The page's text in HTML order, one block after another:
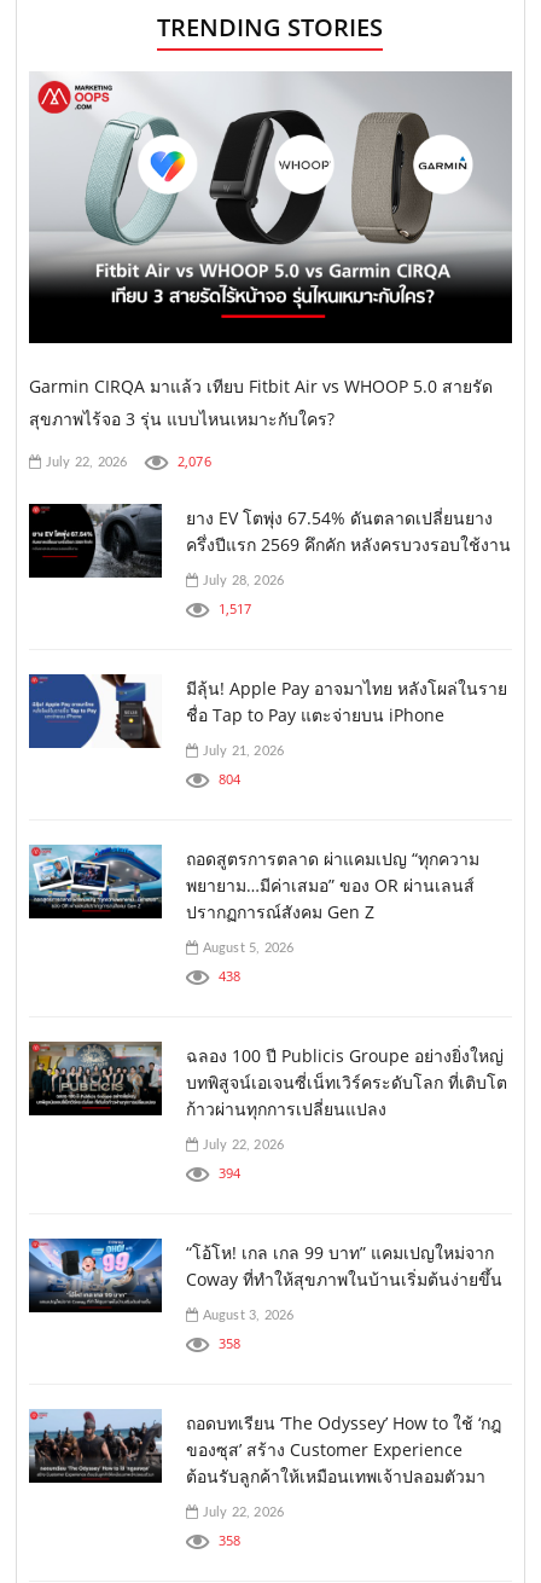
TRENDING STORIES
Garmin CIRQA มาแล้ว เทียบ Fitbit Air vs WHOOP 5.0 สายรัด
สุขภาพไร้จอ 3 รุ่น แบบไหนเหมาะกับใคร?
July 22, 2026 2,076
ยาง EV โตพุ่ง 67.54% ดันตลาดเปลี่ยนยาง
ครึ่งปีแรก 2569 คึกคัก หลังครบวงรอบใช้งาน
July 28, 2026
1,517
มีลุ้น! Apple Pay อาจมาไทย หลังโผล่ในราย
ชื่อ Tap to Pay แตะจ่ายบน iPhone
July 21, 2026
804
ถอดสูตรการตลาด ผ่าแคมเปญ “ทุกความ
พยายาม…มีค่าเสมอ” ของ OR ผ่านเลนส์
ปรากฏการณ์สังคม Gen Z
August 5, 2026
438
ฉลอง 100 ปี Publicis Groupe อย่างยิ่งใหญ่
บทพิสูจน์เอเจนซี่เน็ทเวิร์คระดับโลก ที่เติบโต
ก้าวผ่านทุกการเปลี่ยนแปลง
July 22, 2026
394
“โอ้โห! เกล เกล 99 บาท” แคมเปญใหม่จาก
Coway ที่ทำให้สุขภาพในบ้านเริ่มต้นง่ายขึ้น
August 3, 2026
358
ถอดบทเรียน ‘The Odyssey’ How to ใช้ ‘กฎ
ของซุส’ สร้าง Customer Experience
ต้อนรับลูกค้าให้เหมือนเทพเจ้าปลอมตัวมา
July 22, 2026
358